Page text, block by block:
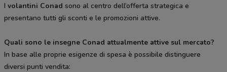
I volantini Conad sono al centro dell’offerta strategica e
presentano tutti gli sconti e le promozioni attive.
Quali sono le insegne Conad attualmente attive sul mercato?
In base alle proprie esigenze di spesa è possibile distinguere
diversi punti vendita: